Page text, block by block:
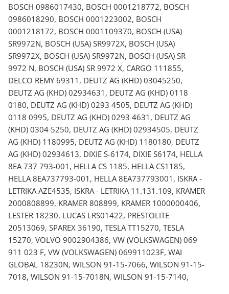
BOSCH 0986017430, BOSCH 0001218772, BOSCH
0986018290, BOSCH 0001223002, BOSCH
0001218172, BOSCH 0001109370, BOSCH (USA)
SR9972N, BOSCH (USA) SR9972X, BOSCH (USA)
SR9972X, BOSCH (USA) SR9972N, BOSCH (USA) SR
9972 N, BOSCH (USA) SR 9972 X, CARGO 111855,
DELCO REMY 69311, DEUTZ AG (KHD) 03045250,
DEUTZ AG (KHD) 02934631, DEUTZ AG (KHD) 0118
0180, DEUTZ AG (KHD) 0293 4505, DEUTZ AG (KHD)
0118 0995, DEUTZ AG (KHD) 0293 4631, DEUTZ AG
(KHD) 0304 5250, DEUTZ AG (KHD) 02934505, DEUTZ
AG (KHD) 1180995, DEUTZ AG (KHD) 1180180, DEUTZ
AG (KHD) 02934613, DIXIE S-6174, DIXIE S6174, HELLA
8EA 737 793-001, HELLA CS 1185, HELLA CS1185,
HELLA 8EA737793-001, HELLA 8EA737793001, ISKRA -
LETRIKA AZE4535, ISKRA - LETRIKA 11.131.109, KRAMER
2000808899, KRAMER 808899, KRAMER 1000000406,
LESTER 18230, LUCAS LRS01422, PRESTOLITE
20513069, SPAREX 36190, TESLA TT15270, TESLA
15270, VOLVO 9002904386, VW (VOLKSWAGEN) 069
911 023 F, VW (VOLKSWAGEN) 069911023F, WAI
GLOBAL 18230N, WILSON 91-15-7066, WILSON 91-15-
7018, WILSON 91-15-7018N, WILSON 91-15-7140,